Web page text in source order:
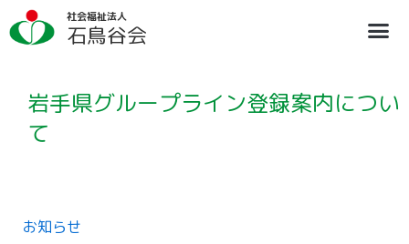
容
を
社会福祉法人
石鳥谷会
岩手県グループライン登録案内につい
て
お知らせ
ア
ー
カ